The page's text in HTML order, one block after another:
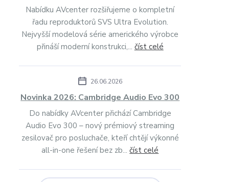
Nabídku AVcenter rozšiřujeme o kompletní
řadu reproduktorů SVS Ultra Evolution.
Nejvyšší modelová série amerického výrobce
přináší moderní konstrukci,... číst celé
26.06.2026
Novinka 2026: Cambridge Audio Evo 300
Do nabídky AVcenter přichází Cambridge
Audio Evo 300 – nový prémiový streaming
zesilovač pro posluchače, kteří chtějí výkonné
all-in-one řešení bez zb...číst celé